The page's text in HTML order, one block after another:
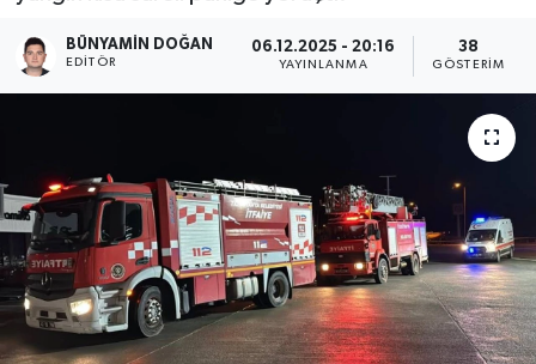
BÜNYAMIN DOĞAN
EDITÖR
06.12.2025 - 20:16
YAYINLANMA
38
GÖSTERIM
Ekonomi
Emet
Foto Galeri